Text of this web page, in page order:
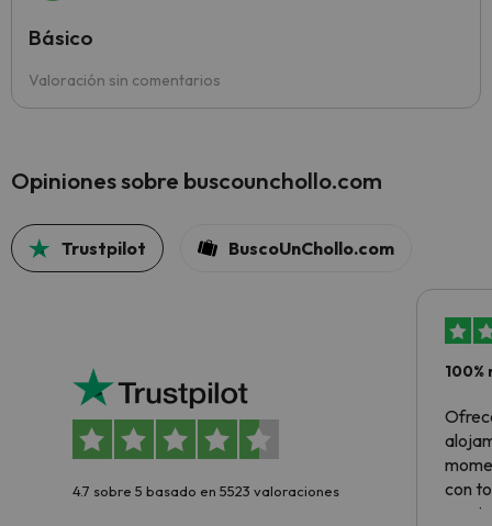
Valoración sin comentarios
Básico
Opiniones sobre buscounchollo.com
Trustpilot BuscoUnChollo.com
4.7 sobre 5 basado en 5523 valoraciones
con